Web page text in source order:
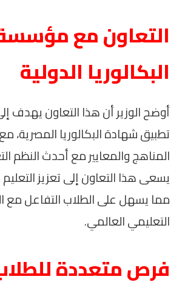
التعاون مع
البكالوريا الدولية
أوضح الوزير أن هذا التعاون يهدف
تطبيق شهادة البكالوريا
المناهج والمعايير مع أحدث النظم
يسعى هذا التعاون إلى تعزيز
مما يسهل على الطلاب التفاعل مع
التعليمي العالمي.
فرص متعددة